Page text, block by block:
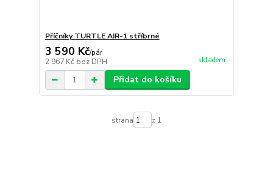
Příčníky TURTLE AIR-1 stříbrné
3 590 Kč/pár
2 967 Kč bez DPH skladem
Přidat do košíku
strana z 1